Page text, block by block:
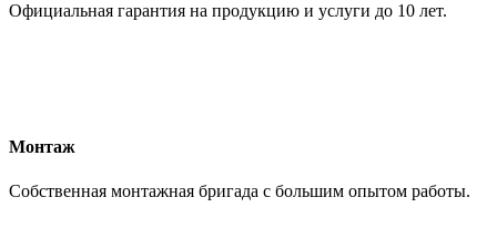
Официальная гарантия на продукцию и услуги до 10 лет.
Монтаж
Собственная монтажная бригада с большим опытом работы.